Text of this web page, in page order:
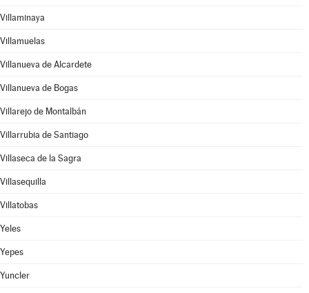
Villaminaya
Villamuelas
Villanueva de Alcardete
Villanueva de Bogas
Villarejo de Montalbán
Villarrubia de Santiago
Villaseca de la Sagra
Villasequilla
Villatobas
Yeles
Yepes
Yuncler